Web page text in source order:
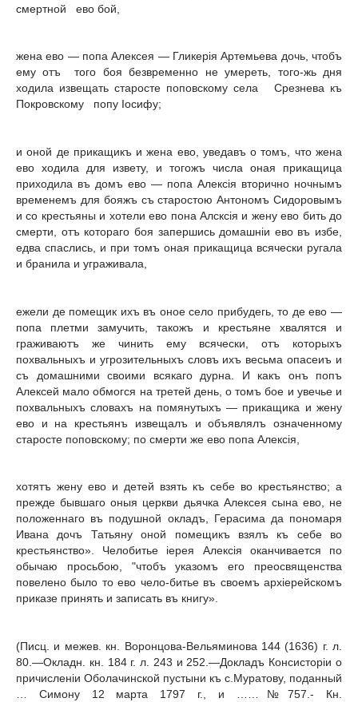
смертной ево бой,
жена ево — попа Алексея — Гликерiя Артемьева дочь, чтобъ
ему отъ того боя безвременно не умереть, того-жь дня
ходила извещать старосте поповскому села Срезнева къ
Покровскому попу Iосифу;
и оной де прикащикъ и жена ево, уведавъ о томъ, что жена
ево ходила для извету, и тогожъ числа оная прикащица
приходила въ домъ ево — попа Алексiя вторично ночнымъ
временемъ для бояжъ съ старостою Антономъ Сидоровымъ
и со крестьяны и хотели ево пона Алсксiя и жену ево бить до
смерти, отъ котораго боя запершись домашнiи ево въ избе,
едва спаслись, и при томъ оная прикащица всячески ругала
и бранила и уграживала,
ежели де помещик ихъ въ оное село прибудегь, то де ево —
попа плетми замучить, такожъ и крестьяне хвалятся и
граживаютъ же чинить ему всячески, отъ которыхъ
похвальныхъ и угрозительныхъ словъ ихъ весьма опасеиъ и
съ домашними своими всякаго дурна. И какъ онъ попъ
Алексей мало обмогся на третей день, о томъ бое и увечье и
похвальныхъ словахъ на помянутыхъ — прикащика и жену
ево и на крестьянъ извещалъ и объявлялъ означенному
старосте поповскому; по смерти же ево попа Алексiя,
хотятъ жену ево и детей взять къ ceбе во крестьянство; а
прежде бывшаго оныя церкви дьячка Алексея сына ево, не
положеннаго въ подушной окладъ, Герасима да пономаря
Ивана дочъ Татьяну оной помещикъ взялъ къ себе во
крестьянство». Челобитье iepeя Алексiя оканчивается по
обычаю просьбою, "чтобъ указомъ его преосвященства
повелено было то ево чело-битье въ своемъ архiерейскомъ
приказе принять и записать въ книгу».
(Писц. и межев. кн. Воронцова-Вель­яминова 144 (1636) г. л.
80.—Окладн. кн. 184 г. л. 243 и 252.—Докладъ Консисторiи о
причисленiи Оболачинской пустыни къ с.Муратову, поданный
… Симону 12 марта 1797 г., и ……№757.- Кн.